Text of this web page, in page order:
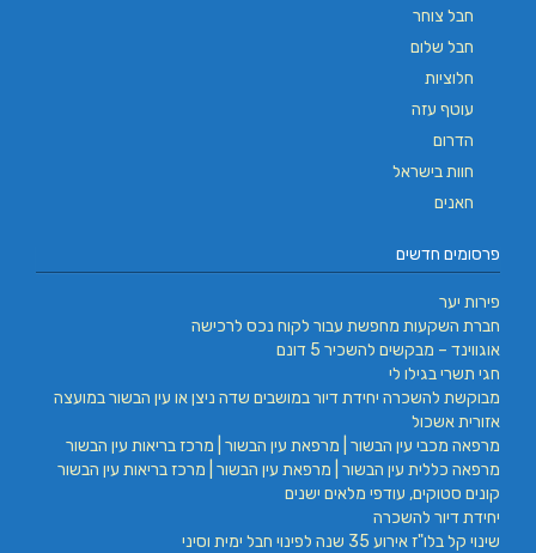
חבל צוחר
חבל שלום
חלוציות
עוטף עזה
הדרום
חוות בישראל
חאנים
פרסומים חדשים
פירות יער
חברת השקעות מחפשת עבור לקוח נכס לרכישה
אוגווינד – מבקשים להשכיר 5 דונם
חגי תשרי בגילו לי
מבוקשת להשכרה יחידת דיור במושבים שדה ניצן או עין הבשור במועצה
אזורית אשכול
מרפאה מכבי עין הבשור | מרפאת עין הבשור | מרכז בריאות עין הבשור
מרפאה כללית עין הבשור | מרפאת עין הבשור | מרכז בריאות עין הבשור
קונים סטוקים, עודפי מלאים ישנים
יחידת דיור להשכרה
שינוי קל בלו"ז אירוע 35 שנה לפינוי חבל ימית וסיני